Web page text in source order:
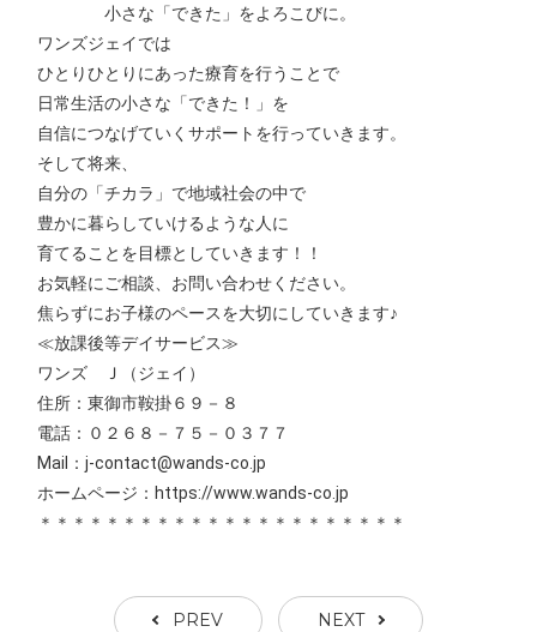
小さな「できた」をよろこびに。
ワンズジェイでは
ひとりひとりにあった療育を行うことで
日常生活の小さな「できた！」を
自信につなげていくサポートを行っていきます。
そして将来、
自分の「チカラ」で地域社会の中で
豊かに暮らしていけるような人に
育てることを目標としていきます！！
お気軽にご相談、お問い合わせください。
焦らずにお子様のペースを大切にしていきます♪
≪放課後等デイサービス≫
ワンズ Ｊ（ジェイ）
住所：東御市鞍掛６９－８
電話：０２６８－７５－０３７７
Mail：j-contact@wands-co.jp
ホームページ：https://www.wands-co.jp
＊＊＊＊＊＊＊＊＊＊＊＊＊＊＊＊＊＊＊＊＊＊
PREV NEXT